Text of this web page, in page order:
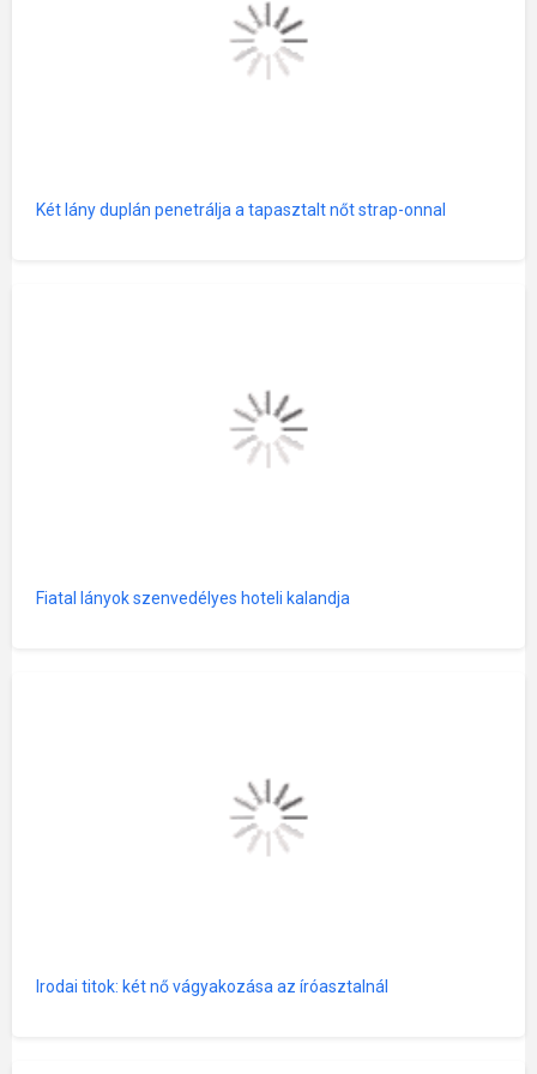
Két lány duplán penetrálja a tapasztalt nőt strap-onnal
Fiatal lányok szenvedélyes hoteli kalandja
Irodai titok: két nő vágyakozása az íróasztalnál